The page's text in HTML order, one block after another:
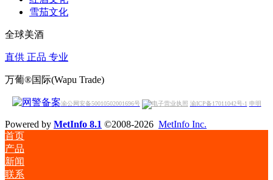
雪茄文化
全球美酒
直供 正品 专业
万葡®国际(Wapu Trade)
渝公网安备50010502001696号 渝ICP备17011042号-1 申明
Powered by MetInfo 8.1 ©2008-2026 MetInfo Inc.
首页
产品
新闻
联系